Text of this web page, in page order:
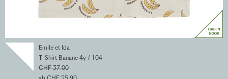
Emile et Ida
T-Shirt Banane 4y / 104
CHF 37.00